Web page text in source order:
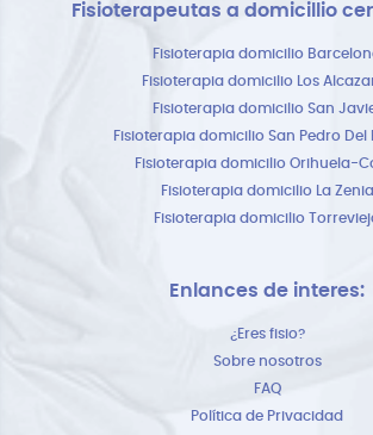
Fisioterapeutas a domicillio
Fisioterapia domicilio
Fisioterapia domicilio Los
Fisioterapia domicilio San
Fisioterapia domicilio San Pedro Del
Fisioterapia domicilio Orihuela-
Fisioterapia domicilio La Zenia
Fisioterapia domicilio
Enlances de interes:
¿Eres fisio?
Sobre nosotros
FAQ
Política de Privacidad